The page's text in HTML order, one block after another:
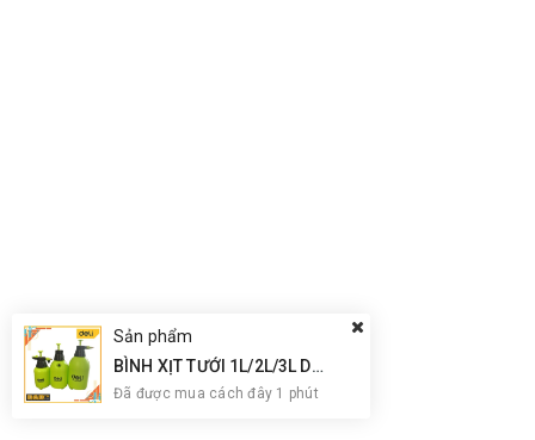
Sản phẩm
BÌNH XỊT TƯỚI 1L/2L/3L DELI – DL581010A/20A/30
Đã được mua cách đây 1 phút